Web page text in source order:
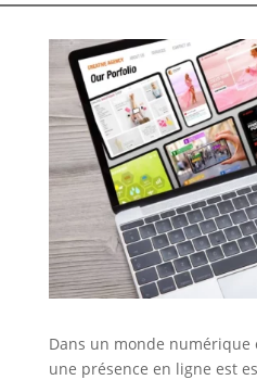
Dans un monde numérique
une présence en ligne est